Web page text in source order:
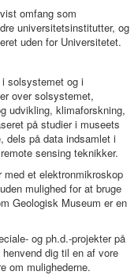
omfang som
universitetsinstitutter, og
uden for Universitetet.
solsystemet og i
over solsystemet,
udvikling, klimaforskning,
på studier i museets
dels på data indsamlet i
sensing teknikker.
med et elektronmikroskop
mulighed for at bruge
Geologisk Museum er en
og ph.d.-projekter på
dig til en af vore
om mulighederne.